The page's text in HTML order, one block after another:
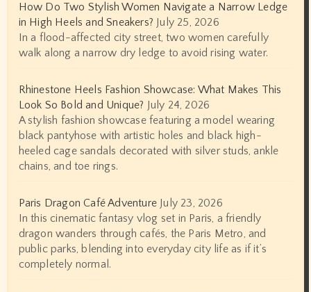
How Do Two Stylish Women Navigate a Narrow Ledge
in High Heels and Sneakers? July 25, 2026
In a flood-affected city street, two women carefully
walk along a narrow dry ledge to avoid rising water.
Rhinestone Heels Fashion Showcase: What Makes This
Look So Bold and Unique? July 24, 2026
A stylish fashion showcase featuring a model wearing
black pantyhose with artistic holes and black high-
heeled cage sandals decorated with silver studs, ankle
chains, and toe rings.
Paris Dragon Café Adventure July 23, 2026
In this cinematic fantasy vlog set in Paris, a friendly
dragon wanders through cafés, the Paris Metro, and
public parks, blending into everyday city life as if it’s
completely normal.